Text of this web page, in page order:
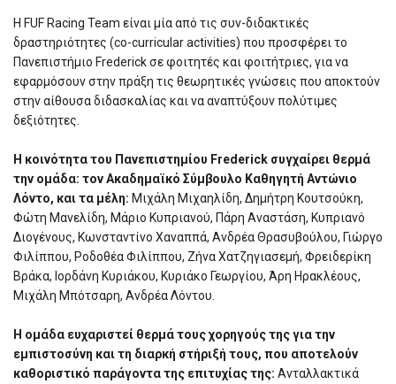
Η FUF Racing Team είναι μία από τις συν-διδακτικές
δραστηριότητες (co-curricular activities) που προσφέρει το
Πανεπιστήμιο Frederick σε φοιτητές και φοιτήτριες, για να
εφαρμόσουν στην πράξη τις θεωρητικές γνώσεις που αποκτούν
στην αίθουσα διδασκαλίας και να αναπτύξουν πολύτιμες
δεξιότητες.
Η κοινότητα του Πανεπιστημίου Frederick συγχαίρει θερμά
την ομάδα: τον Ακαδημαϊκό Σύμβουλο Καθηγητή Αντώνιο
Λόντο, και τα μέλη: Μιχάλη Μιχαηλίδη, Δημήτρη Κουτσούκη,
Φώτη Μανελίδη, Μάριο Κυπριανού, Πάρη Αναστάση, Κυπριανό
Διογένους, Κωνσταντίνο Χαναππά, Ανδρέα Θρασυβούλου, Γιώργο
Φιλίππου, Ροδοθέα Φιλίππου, Ζήνα Χατζηγιασεμή, Φρειδερίκη
Βράκα, Ιορδάνη Κυριάκου, Κυριάκο Γεωργίου, Άρη Ηρακλέους,
Μιχάλη Μπότσαρη, Ανδρέα Λόντου.
Η ομάδα ευχαριστεί θερμά τους χορηγούς της για την
εμπιστοσύνη και τη διαρκή στήριξή τους, που αποτελούν
καθοριστικό παράγοντα της επιτυχίας της: Ανταλλακτικά